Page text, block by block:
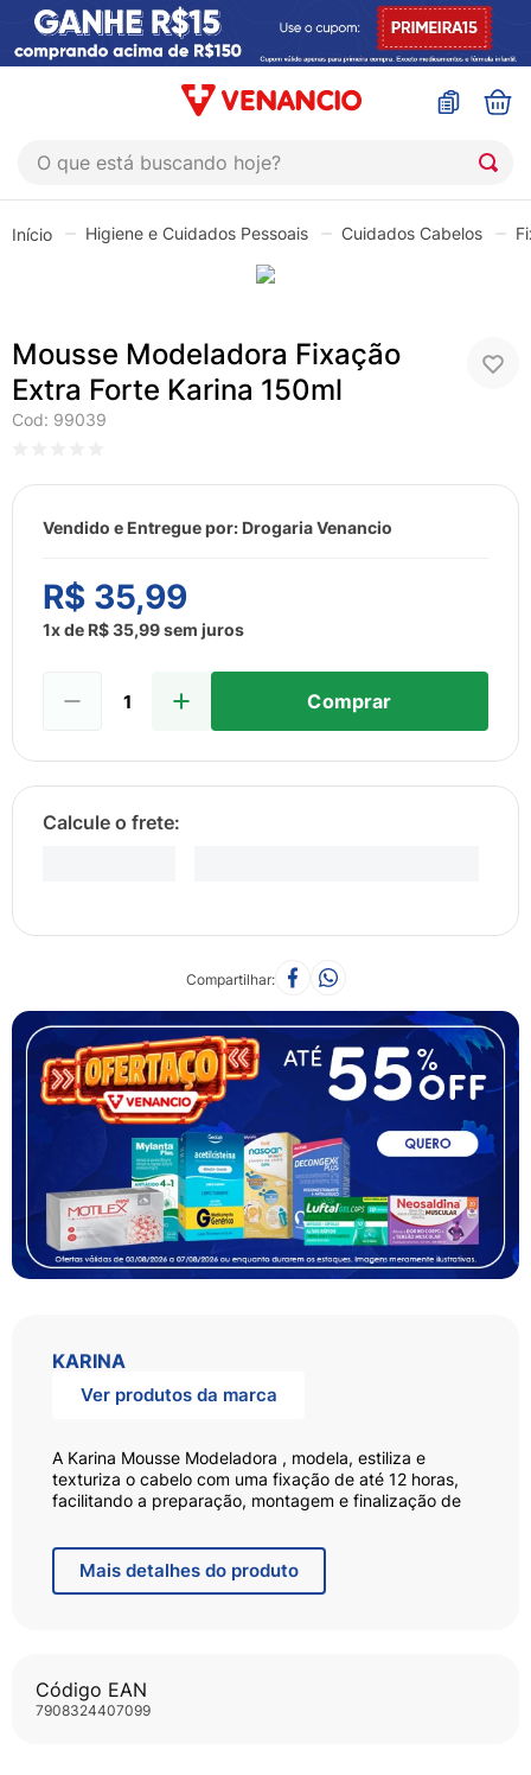
O que está buscando hoje?
Higiene e Cuidados Pessoais Cuidados Cabelos
Mousse Modeladora Fixação
Extra Forte Karina 150ml
Cod: 99039
Vendido e Entregue por: Drogaria Venancio
R$ 35,99
1x de R$35,99sem juros
Comprar
Compartilhar
KARINA
Ver produtos da marca
A Karina Mousse Modeladora , modela, estiliza e
texturiza o cabelo com uma fixação de até 12 horas,
facilitando a preparação, montagem e finalização de
e duradouro. Contém ativo de proteção térmica
perfeito para o uso de chapinha e BabyLiss.
Mais detalhes do produto
Código EAN
7908324407099
º
coristina
4º
fly gotas
8º
sabonete liquido
10
desodorante